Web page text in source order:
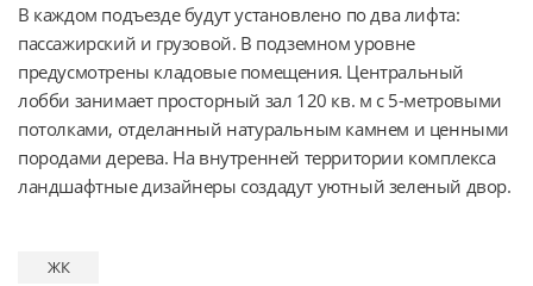
В каждом подъезде будут установлено по два лифта:
пассажирский и грузовой. В подземном уровне
предусмотрены кладовые помещения. Центральный
лобби занимает просторный зал 120 кв. м с 5-метровыми
потолками, отделанный натуральным камнем и ценными
породами дерева. На внутренней территории комплекса
ландшафтные дизайнеры создадут уютный зеленый двор.
ЖК